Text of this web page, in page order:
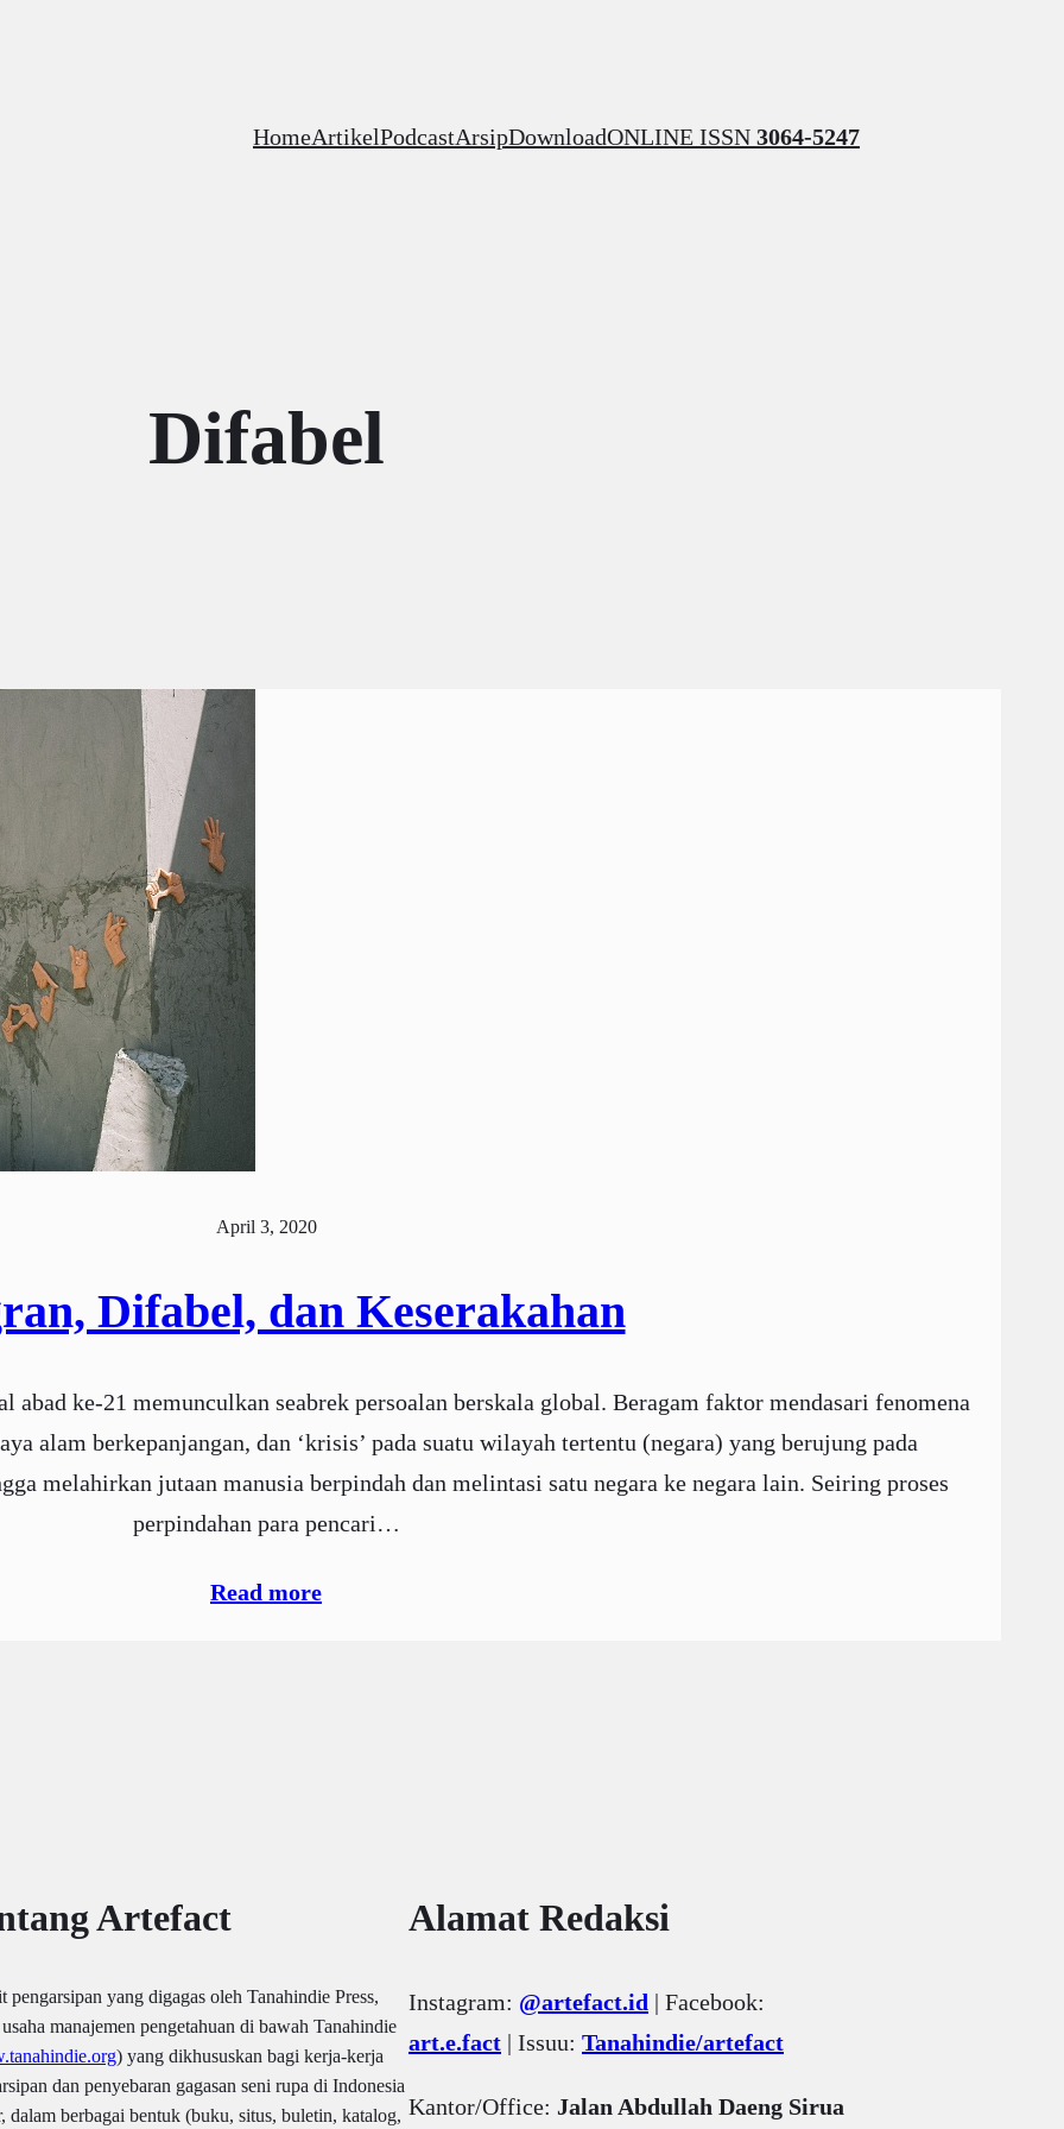
HomeArtikelPodcastArsipDownloadONLINE ISSN 3064-5247
Difabel
April 3, 2020
Difabel, dan Keserakahan
abad ke-21 memunculkan seabrek persoalan berskala global. Beragam faktor mendasari fenomena
alam berkepanjangan, dan ‘krisis’ pada suatu wilayah tertentu (negara) yang berujung pada
melahirkan jutaan manusia berpindah dan melintasi satu negara ke negara lain. Seiring proses
perpindahan para pencari…
Read more
Artefact
pengarsipan yang digagas oleh Tanahindie Press,
manajemen pengetahuan di bawah Tanahindie
) yang dikhususkan bagi kerja-kerja
dan penyebaran gagasan seni rupa di Indonesia
dalam berbagai bentuk (buku, situs, buletin, katalog,
Alamat Redaksi
Instagram: @artefact.id | Facebook:
art.e.fact | Issuu: Tanahindie/artefact
Kantor/Office: Jalan Abdullah Daeng Sirua